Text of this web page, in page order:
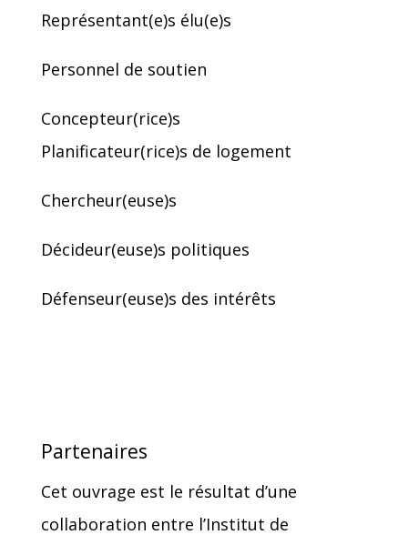
Représentant(e)s élu(e)s
Personnel de soutien
Concepteur(rice)s
Planificateur(rice)s de logement
Chercheur(euse)s
Décideur(euse)s politiques
Défenseur(euse)s des intérêts
Partenaires
Cet ouvrage est le résultat d’une
collaboration entre l’Institut de